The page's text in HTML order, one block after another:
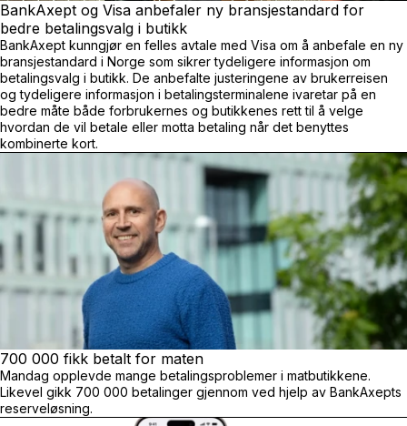
BankAxept og Visa anbefaler ny bransjestandard for
bedre betalingsvalg i butikk
BankAxept kunngjør en felles avtale med Visa om å anbefale en ny
bransjestandard i Norge som sikrer tydeligere informasjon om
betalingsvalg i butikk. De anbefalte justeringene av brukerreisen
og tydeligere informasjon i betalingsterminalene ivaretar på en
bedre måte både forbrukernes og butikkenes rett til å velge
hvordan de vil betale eller motta betaling når det benyttes
kombinerte kort.
700 000 fikk betalt for maten
Mandag opplevde mange betalingsproblemer i matbutikkene.
Likevel gikk 700 000 betalinger gjennom ved hjelp av BankAxepts
reserveløsning.